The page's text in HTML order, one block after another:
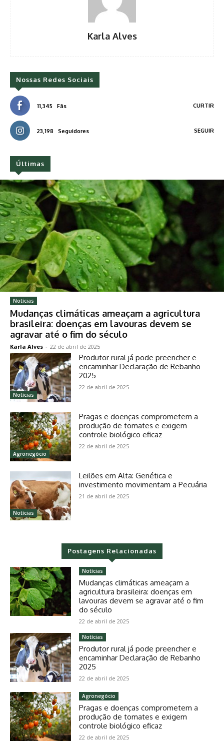
Karla Alves
Nossas Redes Sociais
11,345 Fãs CURTIR
23,198 Seguidores SEGUIR
Últimas
Notícias
Mudanças climáticas ameaçam a agricultura
brasileira: doenças em lavouras devem se
agravar até o fim do século
Karla Alves - 22 de abril de 2025
Notícias
Produtor rural já pode preencher e
encaminhar Declaração de Rebanho
2025
22 de abril de 2025
Agronegócio
Pragas e doenças comprometem a
produção de tomates e exigem
controle biológico eficaz
22 de abril de 2025
Notícias
Leilões em Alta: Genética e
investimento movimentam a Pecuária
21 de abril de 2025
Postagens Relacionadas
Notícias
Mudanças climáticas ameaçam a
agricultura brasileira: doenças em
lavouras devem se agravar até o fim
do século
22 de abril de 2025
Notícias
Produtor rural já pode preencher e
encaminhar Declaração de Rebanho
2025
22 de abril de 2025
Agronegócio
Pragas e doenças comprometem a
produção de tomates e exigem
controle biológico eficaz
22 de abril de 2025